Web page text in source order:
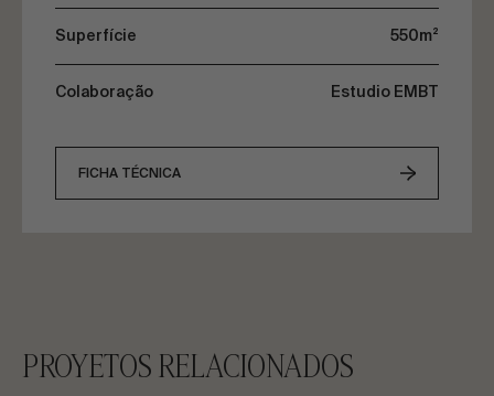
Superfície 550m²
Colaboração Estudio EMBT
FICHA TÉCNICA
PROYETOS RELACIONADOS